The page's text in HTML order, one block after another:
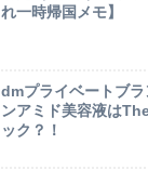
れ一時帰国メモ】
dmプライベートブ
ンアミド美容液は
ック？！